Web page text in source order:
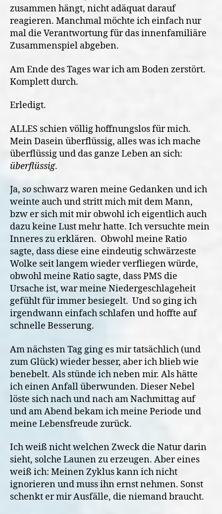
zusammen hängt, nicht adäquat darauf
reagieren. Manchmal möchte ich einfach nur
mal die Verantwortung für das innenfamiliäre
Zusammenspiel abgeben.
Am Ende des Tages war ich am Boden zerstört.
Komplett durch.
Erledigt.
ALLES schien völlig hoffnungslos für mich.
Mein Dasein überflüssig, alles was ich mache
überflüssig und das ganze Leben an sich:
überflüssig.
Ja, soschwarz waren meine Gedanken und ich
weinte auch und stritt mich mit dem Mann,
bzw er sich mit mir obwohl ich eigentlich auch
dazu keine Lust mehr hatte. Ich versuchte mein
Inneres zu erklären. Obwohl meine Ratio
sagte, dass diese eine eindeutig schwärzeste
Wolke seit langem wieder verfliegen würde,
obwohl meine Ratio sagte, dass PMS die
Ursache ist, war meine Niedergeschlageheit
gefühlt für immer besiegelt. Und so ging ich
irgendwann einfach schlafen und hoffte auf
schnelle Besserung.
Am nächsten Tag ging es mir tatsächlich (und
zum Glück) wieder besser, aber ich blieb wie
benebelt. Als stünde ich neben mir. Als hätte
ich einen Anfall überwunden. Dieser Nebel
löste sich nach und nach am Nachmittag auf
und am Abend bekam ich meine Periode und
meine Lebensfreude zurück.
Ich weiß nicht welchen Zweck die Natur darin
sieht, solche Launen zu erzeugen. Aber eines
weiß ich: Meinen Zyklus kann ich nicht
ignorieren und muss ihn ernst nehmen. Sonst
schenkt er mir Ausfälle, die niemand braucht.